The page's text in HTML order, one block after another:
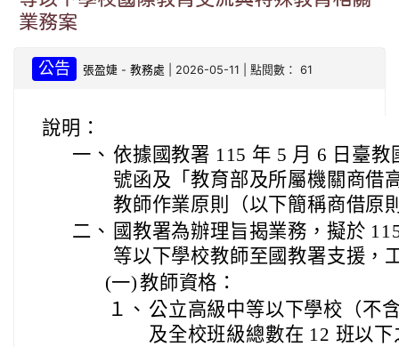
業務案
公告 張盈婕 -教務處 | 2026-05-11 | 點閱數： 61
說明：
一、 依據國教署 115 年 5 月 6 日臺教
號函及「教育部及所屬機關商借
教師作業原則（以下簡稱商借原
二、 國教署為辦理旨揭業務，擬於
等以下學校教師至國教署支援，
(一)教師資格：
１、 公立高級中等以下學校（不
及全校班級總數在 12 班以